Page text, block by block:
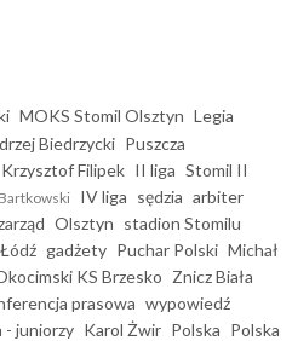
MOKS Stomil Olsztyn Legia
Biedrzycki Puszcza
Krzysztof Filipek II liga Stomil II
IV liga sędzia arbiter
Olsztyn stadion Stomilu
gadżety Puchar Polski Michał
KS Brzesko Znicz Biała
prasowa wypowiedź
- juniorzy Karol Żwir Polska Polska